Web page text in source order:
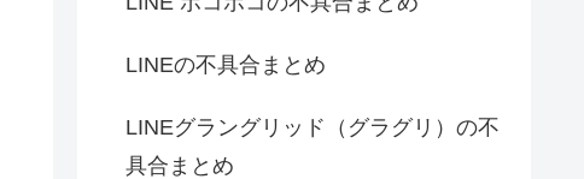
LINEの不具合まとめ
LINEグラングリッド（グラグリ）の不
具合まとめ